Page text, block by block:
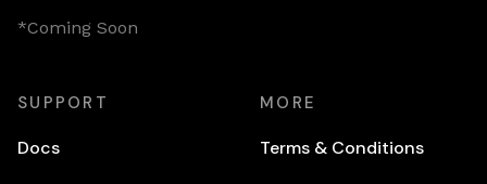
*Coming Soon
SUPPORT
Docs
MORE
Terms & Conditions